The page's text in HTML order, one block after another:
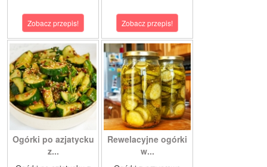
Zobacz przepis! Zobacz przepis!
Ogórki po azjatycku
z...
Rewelacyjne ogórki
w...